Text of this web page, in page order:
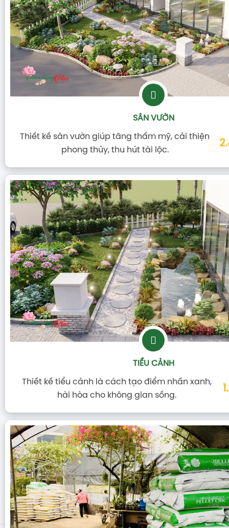
TIỂU CẢNH
Thiết kế tiểu cảnh là cách tạo điểm nhấn xanh,
hài hòa cho không gian sống.
CUNG CẤP VẬT TƯ
Cung cấp các loại phân bón thích hợp và chuyên
biệt với từng loại cây